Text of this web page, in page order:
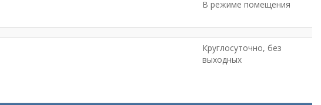
В режиме помещения
Круглосуточно, без
выходных